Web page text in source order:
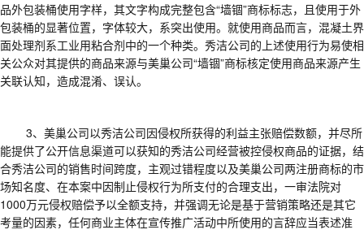
品外包装桶使用字样，其文字构成完整包含“墙锢”商标标志，且使用于外
包装桶的显著位置，字体较大，系突出使用。就使用商品而言，混凝土界
面处理剂系工业用粘合剂中的一个种类。秀洁公司的上述使用行为易使相
关公众对其提供的商品来源与美巢公司“墙锢”商标核定使用商品来源产生
关联认知，造成混淆、误认。
3、美巢公司以秀洁公司因侵权所获得的利益主张赔偿数额，并尽所
能提供了公开信息渠道可以获知的秀洁公司经营被控侵权商品的证据，结
合秀洁公司的销售时间跨度，主观过错程度以及美巢公司两注册商标的市
场知名度、在本案中因制止侵权行为所支付的合理支出，一审法院对
1000万元侵权赔偿予以全额支持，并强调无论是基于营销策略还是其它
考量的因素，任何商业主体在宣传推广活动中所使用的言辞应当表述准